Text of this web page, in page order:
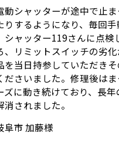
動シャッターが途中で止
りするようになり、毎回
シャッター119さんに点検
、リミットスイッチの劣
を当日持参していただき
ださいました。修理後は
ズに動き続けており、長
されました。
阜市 加藤様